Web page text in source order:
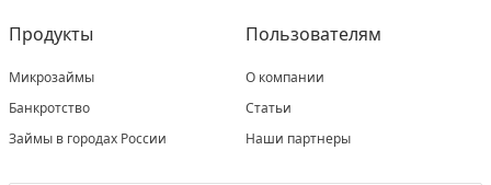
Продукты
Микрозаймы
Банкротство
Займы в городах России
Пользователям
О компании
Статьи
Наши партнеры